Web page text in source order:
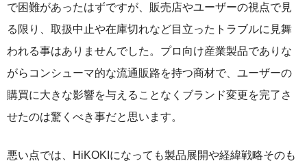
で困難があったはずですが、販売店やユーザーの視点で見
る限り、取扱中止や在庫切れなど目立ったトラブルに見舞
われる事はありませんでした。プロ向け産業製品でありな
がらコンシューマ的な流通販路を持つ商材で、ユーザーの
購買に大きな影響を与えることなくブランド変更を完了さ
せたのは驚くべき事だと思います。
悪い点では、HiKOKIになっても製品展開や経緯戦略そのも